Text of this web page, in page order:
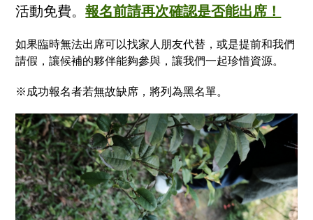
活動免費。報名前請再次確認是否能出席！
如果臨時無法出席可以找家人朋友代替，或是提前和我們
請假，讓候補的夥伴能夠參與，讓我們一起珍惜資源。
※成功報名者若無故缺席，將列為黑名單。